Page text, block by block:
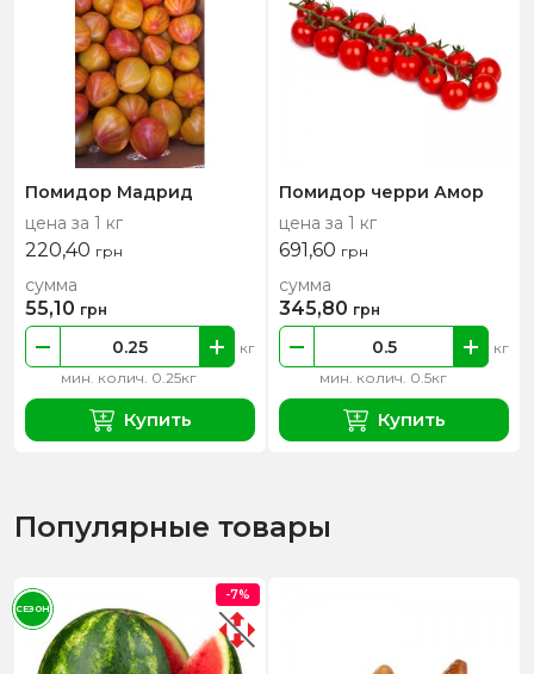
Помидор Мадрид
цена за 1 кг
220,40 грн
мин. колич. 0.25кг
кг
сумма
55,10 грн
Купить
Помидор черри Амор
цена за 1 кг
691,60 грн
мин. колич. 0.5кг
кг
сумма
345,80 грн
Купить
Популярные товары
-7%
СЕЗОН